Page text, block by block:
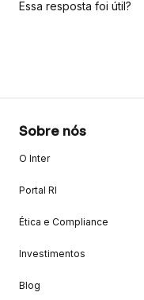
Essa resposta foi útil?
Sobre nós
O Inter
Portal RI
Ética e Compliance
Investimentos
Blog